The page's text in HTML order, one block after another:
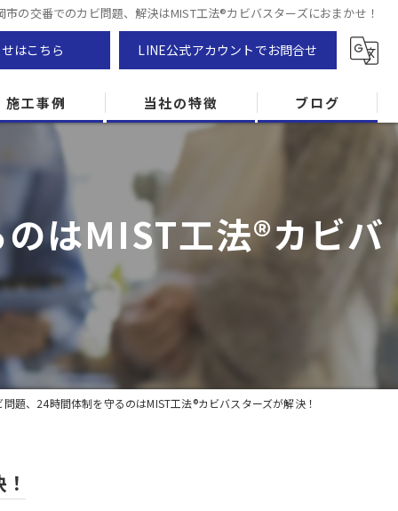
市の交番でのカビ問題、解決はMIST工法®カビバスターズにおまかせ！
はこちら LINE公式アカウントでお問合せ
施工事例 当社の特徴
防カビ
カビ専門
ZEH住宅
カビ検査
ブログ
はMIST工法®カビバ
題、24時間体制を守るのはMIST工法®カビバスターズが解決！